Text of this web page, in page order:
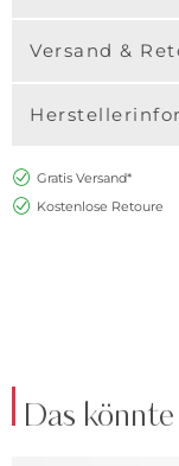
Versand &
Gratis Versand*
Kostenlose Retoure
Das